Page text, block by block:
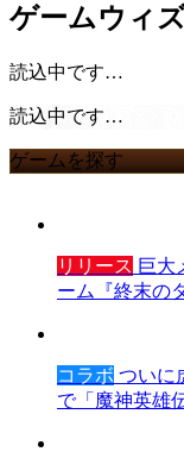
ゲームウィ
読込中です…
読込中です…
ゲームを探す
リリース 巨大
ーム『終末の
コラボ ついに
で「魔神英雄